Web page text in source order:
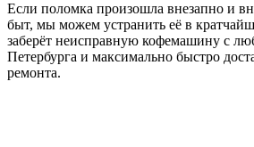
Если поломка произошла внезапно и
быт, мы можем устранить её в
заберёт неисправную кофемашину с
Петербурга и максимально быстро
ремонта.